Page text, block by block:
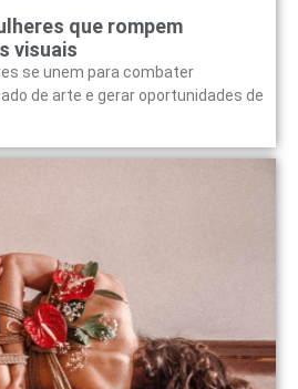
que rompem
visuais
se unem para combater
de arte e gerar oportunidades de